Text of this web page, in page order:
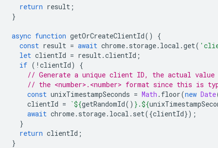
return result ;
}
async function getOrCreateClientId()
{
const result = await chrome. storage. local .get(
let clientId = result.clientId ;
if ( ! clientId)
{
// Generate a unique client ID, the actual value
// the <number>.<number> format since this is
const unixTimestampSeconds = Math . floor(new Date
clientId = `${getRandomId() } .${
await chrome. storage. local . set({clientId});
}
return clientId ;
}